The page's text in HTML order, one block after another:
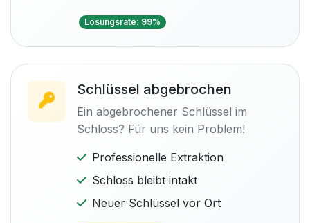
Lösungsrate: 99%
Schlüssel abgebrochen
Ein abgebrochener Schlüssel im
Schloss? Für uns kein Problem!
Professionelle Extraktion
Schloss bleibt intakt
Neuer Schlüssel vor Ort